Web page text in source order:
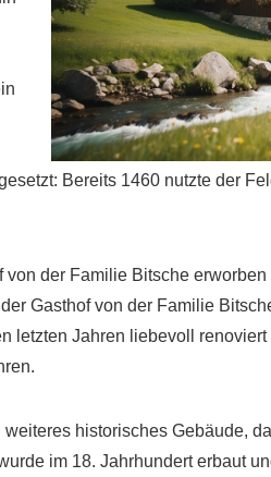
Bereits 1460 nutzte der
von der Familie Bitsche
Gasthof von der Familie
letzten Jahren liebevoll
historisches Gebäude,
im 18. Jahrhundert erbaut